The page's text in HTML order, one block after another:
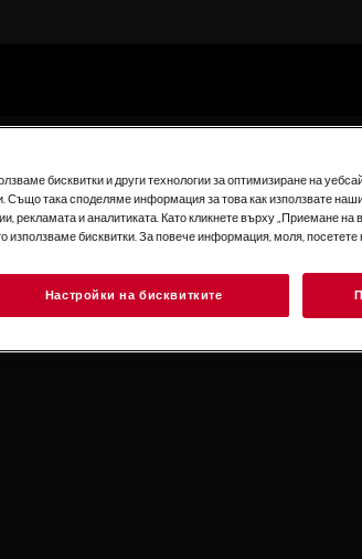
бисквитки и други технологии за оптимизиране на
Също така споделяме информация за това как използвате
рекламата и аналитиката. Като кликнете върху „Приемане на
използваме бисквитки. За повече информация, моля, посетете
Настройки на бисквитките